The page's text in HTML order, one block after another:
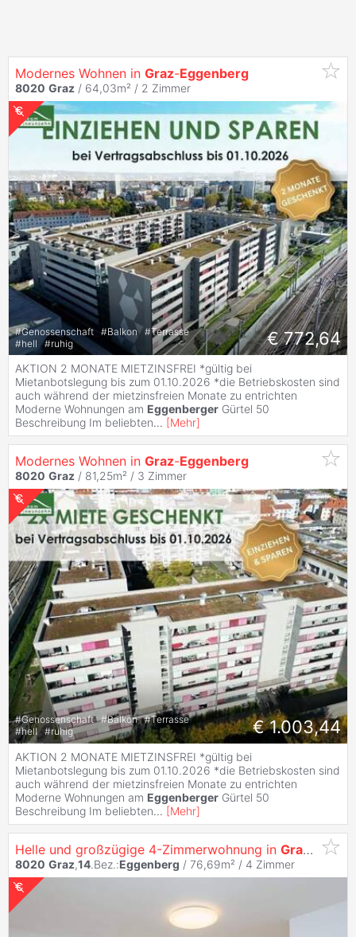
Modernes Wohnen in Graz-Eggenberg
8020 Graz / 64,03m² / 2 Zimmer
#Genossenschaft #Balkon #Terrasse
#hell #ruhig € 772,64
AKTION 2 MONATE MIETZINSFREI *gültig bei
Mietanbotslegung bis zum 01.10.2026 *die Betriebskosten sind
auch während der mietzinsfreien Monate zu entrichten
Moderne Wohnungen am Eggenberger Gürtel 50
Beschreibung Im beliebten... [Mehr]
Modernes Wohnen in Graz-Eggenberg
8020 Graz / 81,25m² / 3 Zimmer
#Genossenschaft #Balkon #Terrasse
#hell #ruhig € 1.003,44
AKTION 2 MONATE MIETZINSFREI *gültig bei
Mietanbotslegung bis zum 01.10.2026 *die Betriebskosten sind
auch während der mietzinsfreien Monate zu entrichten
Moderne Wohnungen am Eggenberger Gürtel 50
Beschreibung Im beliebten... [Mehr]
Helle und großzügige 4-Zimmerwohnung in Graz
8020 Graz,14.Bez.:Eggenberg / 76,69m² / 4 Zimmer